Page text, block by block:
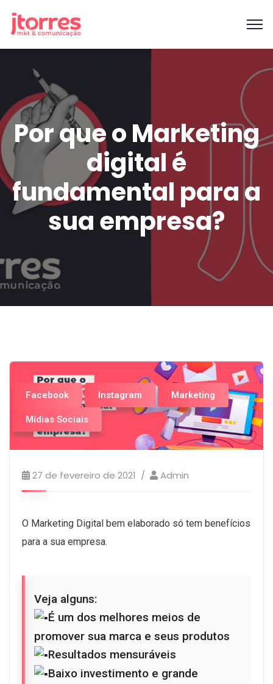
Por que o Marketing
digital é
fundamental para a
sua empresa?
Facebook Instagram Marketing
Mídias Sociais
27 de fevereiro de 2021 Admin
O Marketing Digital bem elaborado só tem benefícios
para a sua empresa.
Veja alguns:
É um dos melhores meios de
promover sua marca e seus produtos
Resultados mensuráveis
Baixo investimento e grande